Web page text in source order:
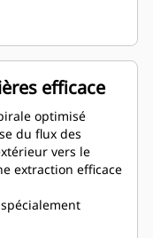
sont disponibles
des outils de
20 mm, 22 mm
diversesefficace
optimisé
du flux des
vers le
extraction efficace